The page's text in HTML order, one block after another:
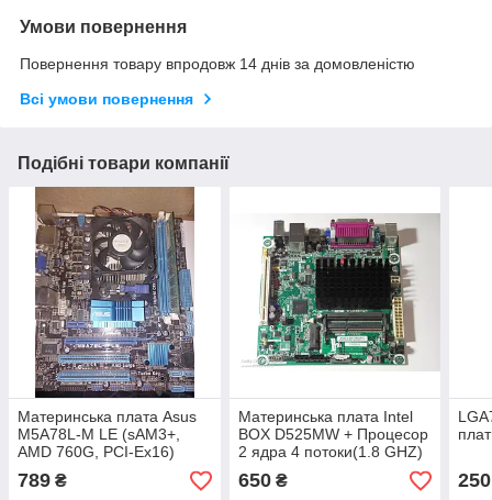
Умови повернення
Повернення товару впродовж 14 днів за домовленістю
Всі умови повернення
Подібні товари компанії
Материнська плата Asus
M5A78L-M LE (sAM3+,
AMD 760G, PCI-Ex16)
789 ₴
Материнська плата Intel
BOX D525MW + Процесор
2 ядра 4 потоки(1.8 GHZ)
650₴ 250